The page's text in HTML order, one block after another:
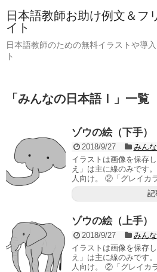
日本語教師お助け例文＆フ
イト
日本語教師のための無料イラストや導
ト
「 みんなの日本語Ⅰ 」 一覧
ゾウの絵（下手）
2018/9/27
みん
イラストは画像を保存
え」は主に線のみです
人向け。 ②「グレイカ
記
ゾウの絵（上手）
2018/9/27
みん
イラストは画像を保存
え」は主に線のみです
人向け。 ②「グレイカ